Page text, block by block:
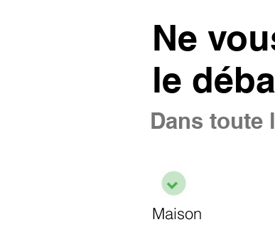
Ne
le
Dans toute
Maison